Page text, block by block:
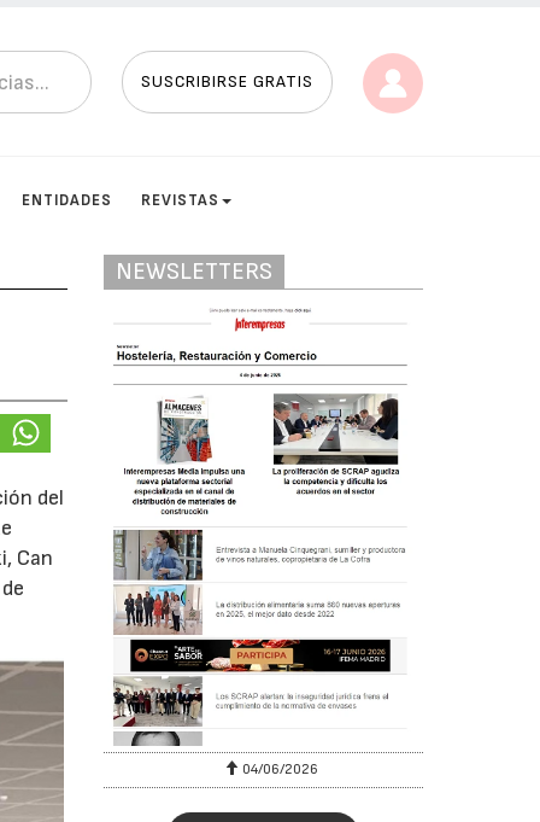
SUSCRIBIRSE GRATIS
ENTIDADES REVISTAS
del
Can
NEWSLETTERS
04/06/2026